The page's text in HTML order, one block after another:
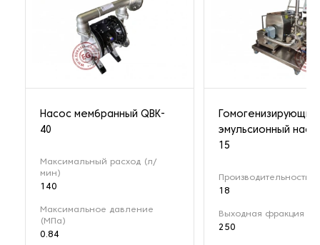
Насос мембранный QBK-
40
Максимальный расход (л/
мин)
140
Максимальное давление
(МПа)
0.84
Гомогенизирующий
эмульсионный
15
Производительность
18
Выходная фракция
250